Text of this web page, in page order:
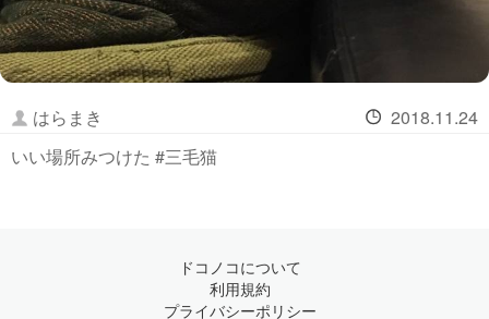
はらまき
2018.11.24
いい場所みつけた #三毛猫
ドコノコについて
利用規約
プライバシーポリシー